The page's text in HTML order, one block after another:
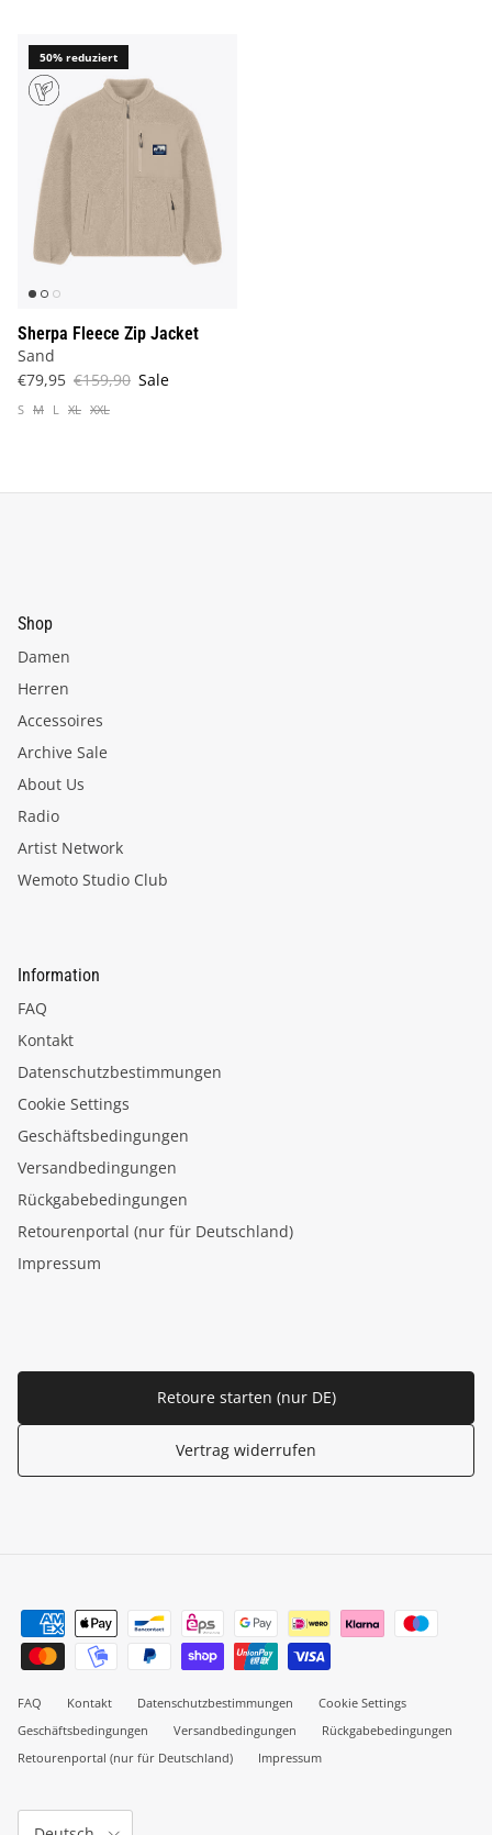
50% reduziert
Sherpa Fleece Zip Jacket
Sand
€79,95 €159,90 Sale
S M L XL XXL
Shop
Damen
Herren
Accessoires
Archive Sale
About Us
Radio
Artist Network
Wemoto Studio Club
Information
FAQ
Kontakt
Datenschutzbestimmungen
Cookie Settings
Geschäftsbedingungen
Versandbedingungen
Rückgabebedingungen
Retourenportal (nur für Deutschland)
Impressum
Retoure starten (nur DE)
Vertrag widerrufen
FAQ Kontakt Datenschutzbestimmungen
Cookie Settings
Geschäftsbedingungen
Versandbedingungen
Rückgabebedingungen
Retourenportal (nur für Deutschland)
Impressum
Sprache